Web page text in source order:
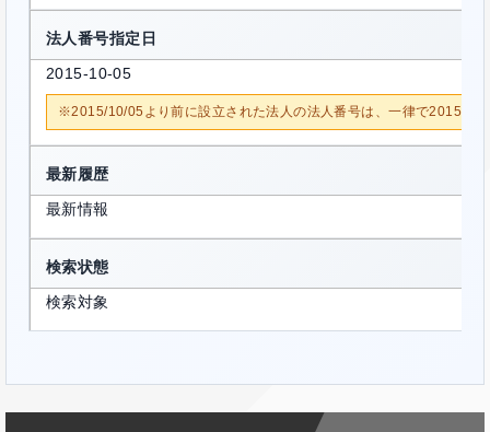
法人番号指定日
2015-10-05
※2015/10/05より前に設立された法人の法人番号は、一律で2015/10/
最新履歴
最新情報
検索状態
検索対象